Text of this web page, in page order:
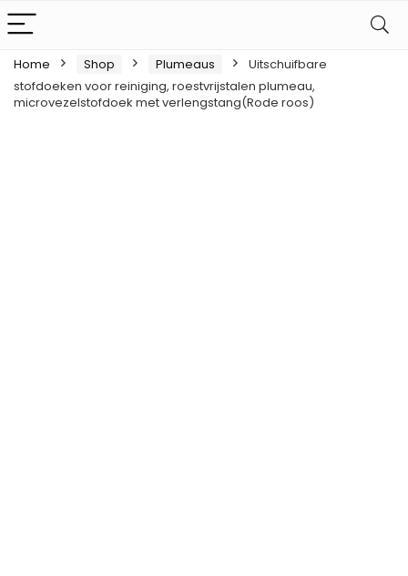
Home Shop Plumeaus
Uitschuifbare
stofdoeken voor reiniging, roestvrijstalen plumeau,
microvezelstofdoek met verlengstang(Rode roos)